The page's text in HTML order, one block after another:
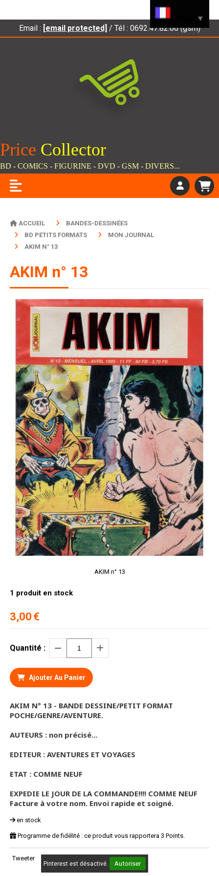
Email : [email protected] / Tél : 0692.47.82.66 (gsm)
Price Collector
BD - COMICS - FIGURINE - DVD - GSM - DIVERS...
ACCUEIL
BANDES-DESSINÉES
BD PETITS FORMATS
MON JOURNAL
AKIM N° 13
AKIM n° 13
AKIM n° 13
3,00 €
1 produit en stock
Quantité :
Ajouter Au Panier
AKIM N° 13 - BANDE DESSINE/PETIT FORMAT
POCHE/GENRE/AVENTURE.
AUTEURS : non précisé...
EDITEUR : AVENTURES ET VOYAGES
ETAT : COMME NEUF
EXPEDIE LE JOUR DE LA COMMANDE!!!! COMME NEUF
Facture à votre nom. Envoi rapide et soigné.
en stock
Programme de fidélité : ce produit vous rapportera 3 Points.
Tweeter
Pinterest est désactivé. Autoriser
▼